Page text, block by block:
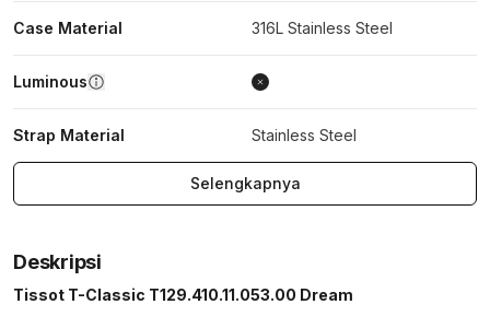
Case Material 316L Stainless Steel
Luminous
Strap Material Stainless Steel
Selengkapnya
Deskripsi
Tissot T-Classic T129.410.11.053.00 Dream